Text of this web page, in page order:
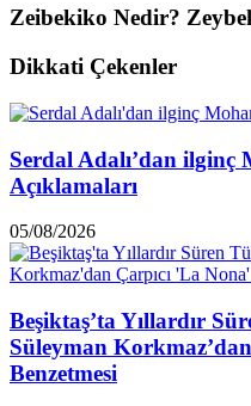
Zeibekiko Nedir?
Dikkati Çekenler
Serdal Adalı’dan ilginç
Açıklamaları
05/08/2026
Beşiktaş’ta Yıllardır
Süleyman Korkmaz’dan
Benzetmesi